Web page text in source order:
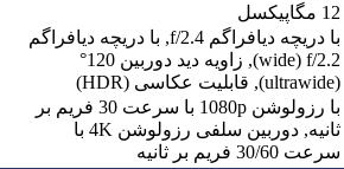
12 مگاپیکسل
با دریچه دیافراگم f/2.4 ,با دریچه دیافراگم
wide) f/2.2)
,
زاویه دید دوربین 120°
,قابلیت عکاسی (HDR)
با رزولوشن 1080p با سرعت 30 فریم بر
ثانیه,
دوربین سلفی رزولوشن 4K با
سرعت 30/60 فریم بر ثانیه